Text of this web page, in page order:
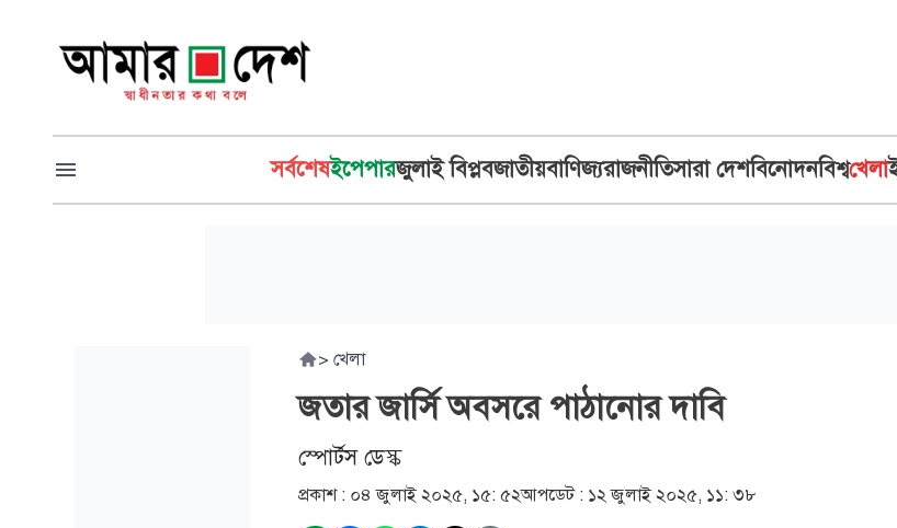
সর্বশেষইপেপারজুলাই বিপ্লবজাতীয়বাণিজ্যরাজনীতিসারা দেশবিনোদনবিশ্বখেলা
> খেলা
জতার জার্সি অবসরে পাঠানোর দাবি
স্পোর্টস ডেস্ক
প্রকাশ : ০৪ জুলাই ২০২৫, ১৫: ৫২আপডেট : ১২ জুলাই ২০২৫, ১১: ৩৮